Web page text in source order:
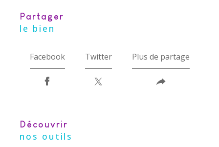
partager
le bien
Facebook Twitter Plus de partage
découvrir
nos outils